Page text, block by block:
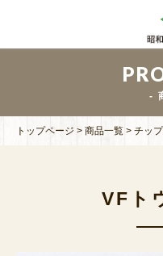
トップページ > 商品一覧 > チッ
VFト